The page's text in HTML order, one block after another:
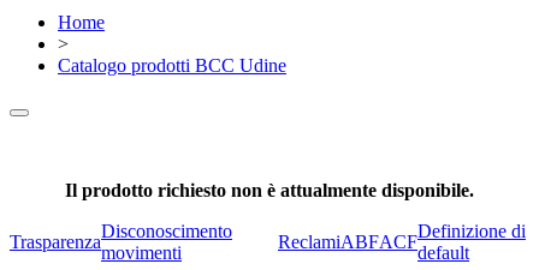
Home
>
Catalogo prodotti BCC Udine
Il prodotto richiesto non è attualmente disponibile.
Trasparenza
Disconoscimento
movimenti
ReclamiABFACF
Definizione di
default